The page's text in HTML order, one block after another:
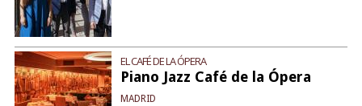
EL CAFÉ DE LA ÓPERA
Piano Jazz Café de la Ópera
MADRID